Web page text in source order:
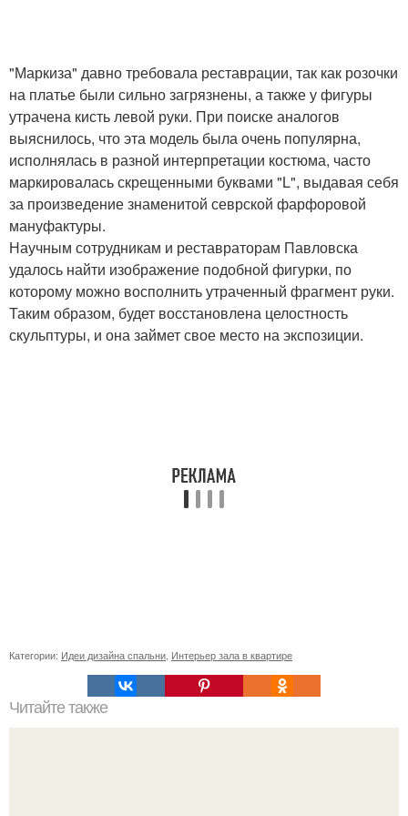
"Маркиза" давно требовала реставрации, так как розочки
на платье были сильно загрязнены, а также у фигуры
утрачена кисть левой руки. При поиске аналогов
выяснилось, что эта модель была очень популярна,
исполнялась в разной интерпретации костюма, часто
маркировалась скрещенными буквами "L", выдавая себя
за произведение знаменитой севрской фарфоровой
мануфактуры.
Научным сотрудникам и реставраторам Павловска
удалось найти изображение подобной фигурки, по
которому можно восполнить утраченный фрагмент руки.
Таким образом, будет восстановлена целостность
скульптуры, и она займет свое место на экспозиции.
Категории: Идеи дизайна спальни Интерьер зала в квартире
Читайте также